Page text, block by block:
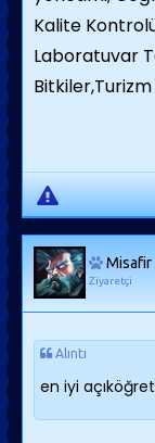
Kalite
Laboratuvar
Misafir
Ziyaretçi
Alıntı
en iyi